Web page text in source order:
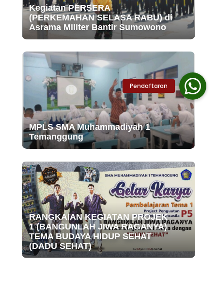
Kegiatan PERSERA
(PERKEMAHAN SELASA RABU) di
Asrama Militer Bantir Sumowono
MPLS SMA Muhammadiyah 1
Temanggung
RANGKAIAN KEGIATAN PROJEK
1 (BANGUNLAH JIWA RAGANYA)
TEMA BUDAYA HIDUP SEHAT
(DADU SEHAT)